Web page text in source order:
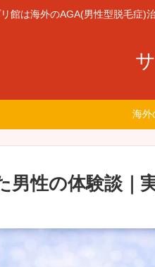
館は海外のAGA(男性型脱毛症)
海外
男性の体験談｜